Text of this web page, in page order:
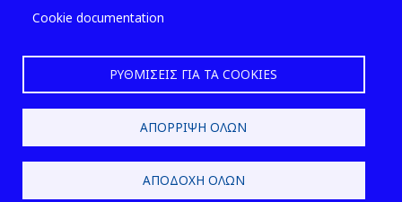
Cookie documentation
ΡΥΘΜΊΣΕΙΣ ΓΙΑ ΤΑ COOKIES
ΑΠΌΡΡΙΨΗ ΌΛΩΝ
ΑΠΟΔΟΧΉ ΌΛΩΝ
2026 © ΕΛ.ΙΝ.Υ.Α.Ε.
Design & Development by